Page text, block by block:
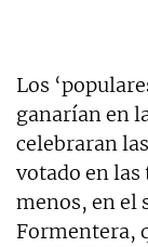
Los
ganarían en
celebraran
votado en
menos, en el
Formentera,